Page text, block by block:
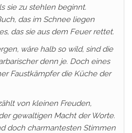
sie zu stehlen beginnt.
das im Schnee liegen
das sie aus dem Feuer rettet.
wäre halb so wild, sind die
denn je. Doch eines
Faustkämpfer die Küche der
von kleinen Freuden,
gewaltigen Macht der Worte.
doch charmantesten Stimmen